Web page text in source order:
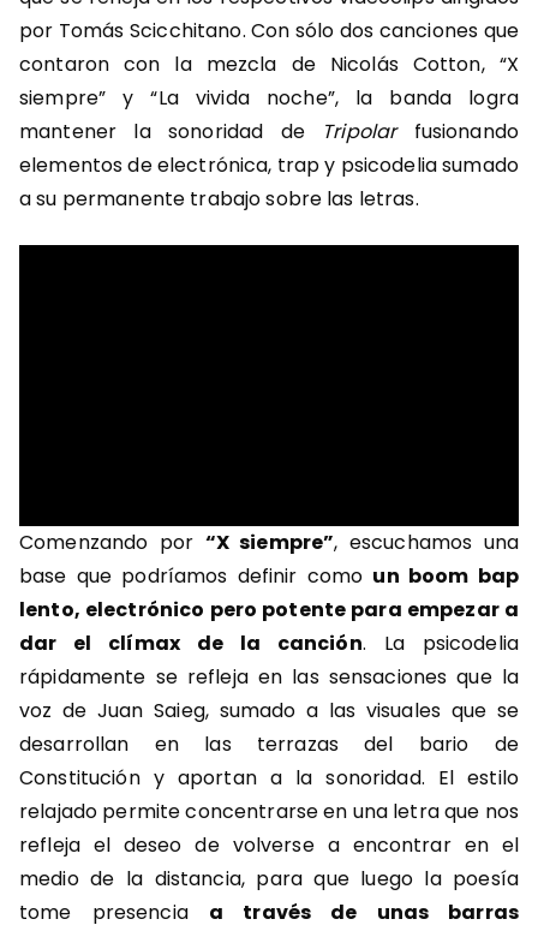
por Tomás Scicchitano. Con sólo dos canciones que
contaron con la mezcla de Nicolás Cotton, “X
siempre” y “La vivida noche”, la banda logra
mantener la sonoridad de
Tripolarfusionando
elementos de electrónica, trap y psicodelia sumado
a su permanente trabajo sobre las letras.
Comenzando por “X siempre”, escuchamos una
base que podríamos definir como un boom bap
lento, electrónico pero potente para empezar a
dar el clímax de la canción. La psicodelia
rápidamente se refleja en las sensaciones que la
voz de Juan Saieg, sumado a las visuales que se
desarrollan en las terrazas del bario de
Constitución y aportan a la sonoridad. El estilo
relajado permite concentrarse en una letra que nos
refleja el deseo de volverse a encontrar en el
medio de la distancia, para que luego la poesía
tome presencia a través de unas barras